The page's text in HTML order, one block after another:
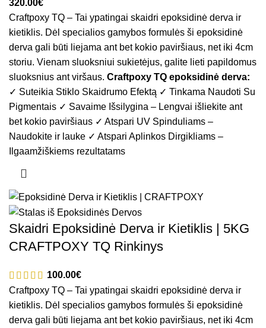
€
Craftpoxy TQ – Tai ypatingai skaidri epoksidinė derva ir
kietiklis. Dėl specialios gamybos formulės ši epoksidinė
derva gali būti liejama ant bet kokio paviršiaus, net iki 4cm
storiu. Vienam sluoksniui sukietėjus, galite lieti papildomus
sluoksnius ant viršaus. Craftpoxy TQ epoksidinė derva:
✓ Suteikia Stiklo Skaidrumo Efektą ✓ Tinkama Naudoti Su
Pigmentais ✓ Savaime Išsilygina – Lengvai išliekite ant
bet kokio paviršiaus ✓ Atspari UV Spinduliams –
Naudokite ir lauke ✓ Atspari Aplinkos Dirgikliams –
Ilgaamžiškiems rezultatams
Skaidri Epoksidinė Derva ir Kietiklis | 5KG
CRAFTPOXY TQ Rinkinys
€
Craftpoxy TQ – Tai ypatingai skaidri epoksidinė derva ir
kietiklis. Dėl specialios gamybos formulės ši epoksidinė
derva gali būti liejama ant bet kokio paviršiaus, net iki 4cm